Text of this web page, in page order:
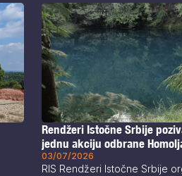
Rendžeri Istočne Srbije
jednu akciju odbrane
03/07/2026
RIS Rendžeri Istočne Srbije